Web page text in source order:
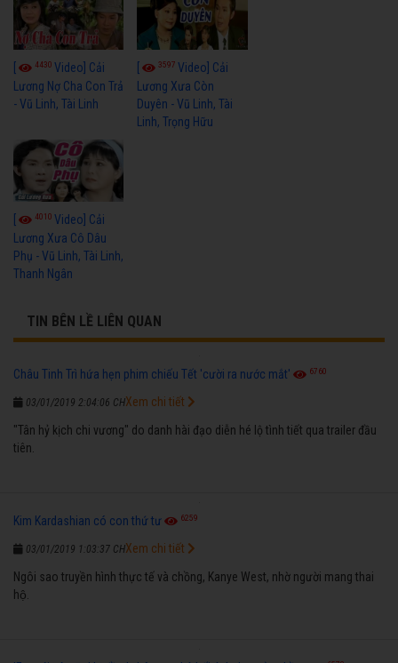
4430 Video] Cải
Lương Nợ Cha Con Trả
- Vũ Linh, Tài Linh
3597Video] Cải
Lương Xưa Còn
Duyên - Vũ Linh, Tài
Linh, Trọng Hữu
[ 4010 Video] Cải
Lương Xưa Cô Dâu
Phụ - Vũ Linh, Tài Linh,
Thanh Ngân
TIN BÊN LỀ LIÊN QUAN
Châu Tinh Trì hứa hẹn phim chiếu Tết 'cười ra nước mắt' 6760
03/01/2019 2:04:06 CH
"Tân hỷ kịch chi vương" do danh hài đạo diễn hé lộ tình tiết qua trailer đầu
tiên.
Xem chi tiết
Kim Kardashian có con thứ tư 6259
03/01/2019 1:03:37 CH
Ngôi sao truyền hình thực tế và chồng, Kanye West, nhờ người mang thai
hộ.
Xem chi tiết